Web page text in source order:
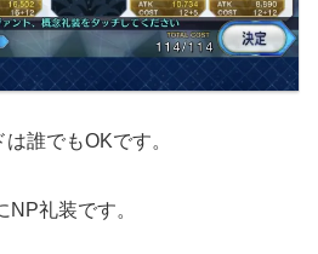
誰でもOKです。
礼装です。